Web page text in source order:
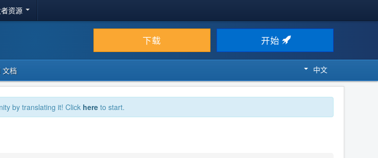
资源
下载 开始
文档 中文
by translating it! Click here to start.